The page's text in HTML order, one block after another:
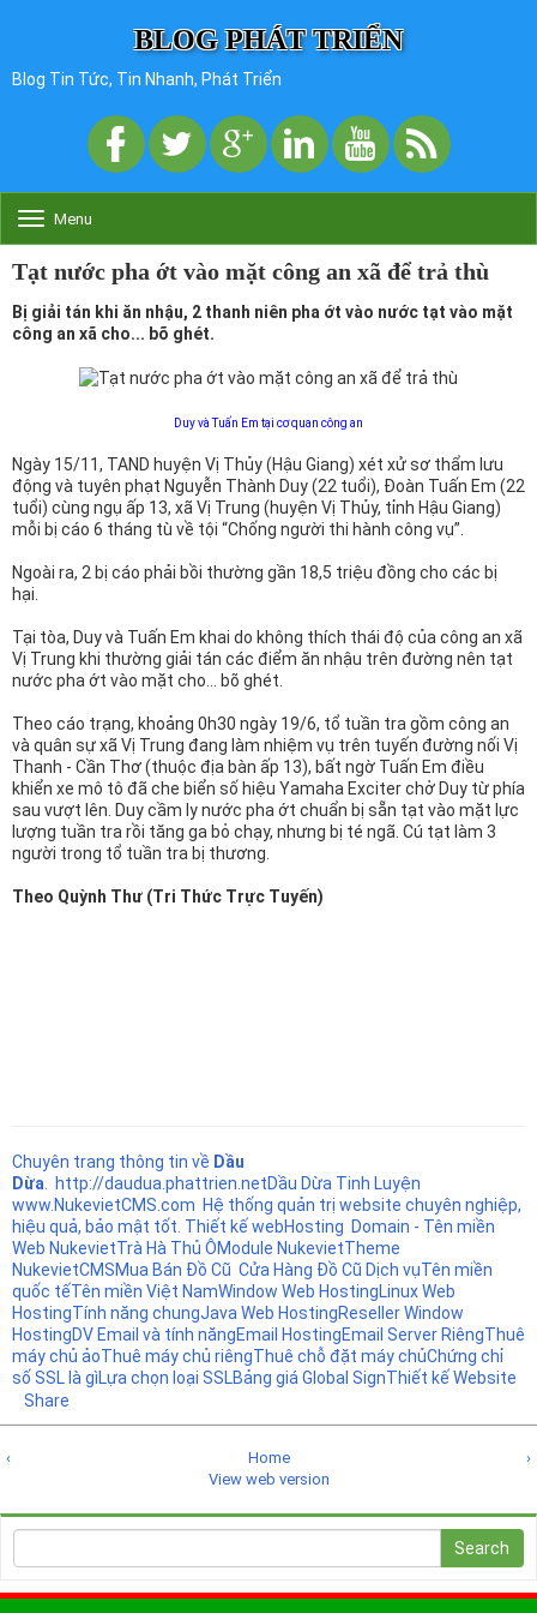
BLOG PHÁT TRIỂN
Blog Tin Tức, Tin Nhanh, Phát Triển
o
g
l
a
g
a
t
i
o
n
Menu
Tạt nước pha ớt vào mặt công an xã để trả thù
Bị giải tán khi ăn nhậu, 2 thanh niên pha ớt vào nước tạt vào mặt
công an xã cho... bõ ghét.
Duy và Tuấn Em tại cơ quan công an
Ngày 15/11, TAND huyện Vị Thủy (Hậu Giang) xét xử sơ thẩm lưu
động và tuyên phạt Nguyễn Thành Duy (22 tuổi), Đoàn Tuấn Em (22
tuổi) cùng ngụ ấp 13, xã Vị Trung (huyện Vị Thủy, tỉnh Hậu Giang)
mỗi bị cáo 6 tháng tù về tội “Chống người thi hành công vụ”.
Ngoài ra, 2 bị cáo phải bồi thường gần 18,5 triệu đồng cho các bị
hại.
Tại tòa, Duy và Tuấn Em khai do không thích thái độ của công an xã
Vị Trung khi thường giải tán các điểm ăn nhậu trên đường nên tạt
nước pha ớt vào mặt cho... bõ ghét.
Theo cáo trạng, khoảng 0h30 ngày 19/6, tổ tuần tra gồm công an
và quân sự xã Vị Trung đang làm nhiệm vụ trên tuyến đường nối Vị
Thanh - Cần Thơ (thuộc địa bàn ấp 13), bất ngờ Tuấn Em điều
khiển xe mô tô đã che biển số hiệu Yamaha Exciter chở Duy từ phía
sau vượt lên. Duy cầm ly nước pha ớt chuẩn bị sẵn tạt vào mặt lực
lượng tuần tra rồi tăng ga bỏ chạy, nhưng bị té ngã. Cú tạt làm 3
người trong tổ tuần tra bị thương.
Theo Quỳnh Thư (Tri Thức Trực Tuyến)
Chuyên trang thông tin về Dầu
Dừa. http://daudua.phattrien.netDầu Dừa Tinh Luyện
www.NukevietCMS.com Hệ thống quản trị website chuyên nghiệp,
hiệu quả, bảo mật tốt. Thiết kế webHosting Domain - Tên miền
Web NukevietTrà Hà Thủ ÔModule NukevietTheme
NukevietCMSMua Bán Đồ Cũ Cửa Hàng Đồ Cũ Dịch vụTên miền
quốc tếTên miền Việt NamWindow Web HostingLinux Web
HostingTính năng chungJava Web HostingReseller Window
HostingDV Email và tính năngEmail HostingEmail Server RiêngThuê
máy chủ ảoThuê máy chủ riêngThuê chỗ đặt máy chủChứng chỉ
số SSL là gìLựa chọn loại SSLBảng giá Global SignThiết kế Website
Share
‹ ›
Home
View web version